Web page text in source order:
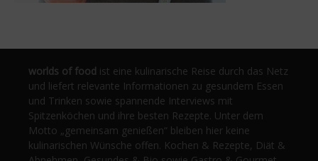
worlds of food ist eine kulinarische Reise durch das Netz
und liefert relevante Informationen zu gesundem Essen
und Trinken sowie spannende Interviews mit
Spitzenköchen und ihre besten Rezepte. Unter dem
Motto „gemeinsam genießen“ bleiben hier keine
kulinarischen Wünsche offen. Kochen & Rezepte, Diät &